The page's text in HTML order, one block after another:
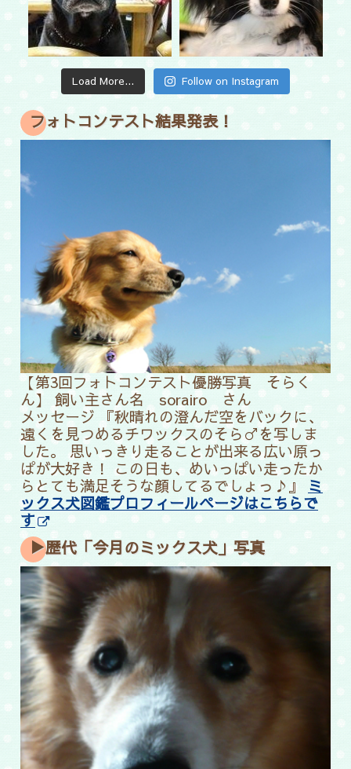
Load More... Follow on Instagram
フォトコンテスト結果発表！
【第3回フォトコンテスト優勝写真 そらく
ん】 飼い主さん名 sorairo さん
メッセージ 『秋晴れの澄んだ空をバックに、
遠くを見つめるチワックスのそら♂を写しま
した。 思いっきり走ることが出来る広い原っ
ぱが大好き！ この日も、めいっぱい走ったか
らとても満足そうな顔してるでしょっ♪』 ミ
ックス犬図鑑プロフィールページはこちらで
す
▶歴代「今月のミックス犬」写真